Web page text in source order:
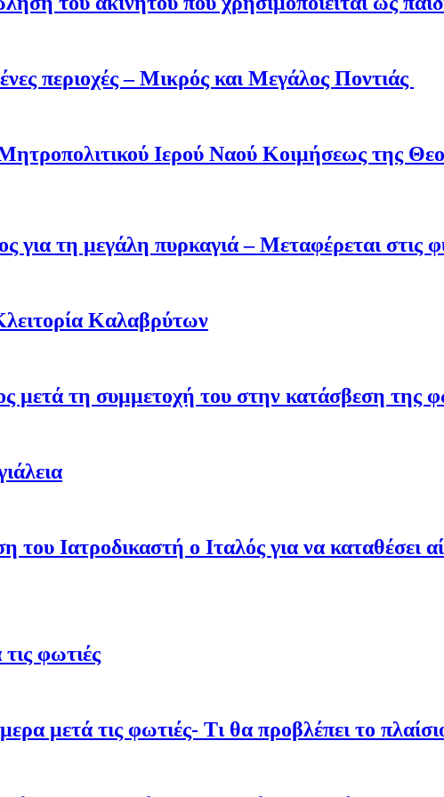
περιοχές – Μικρός και Μεγάλος Ποντιάς
Ιερού Ναού Κοιμήσεως της
για τη μεγάλη πυρκαγιά – Μεταφέρεται στις
Καλαβρύτων
μετά τη συμμετοχή του στην κατάσβεση της
του Ιατροδικαστή ο Ιταλός για να καταθέσει
φωτιές
μετά τις φωτιές- Τι θα προβλέπει το